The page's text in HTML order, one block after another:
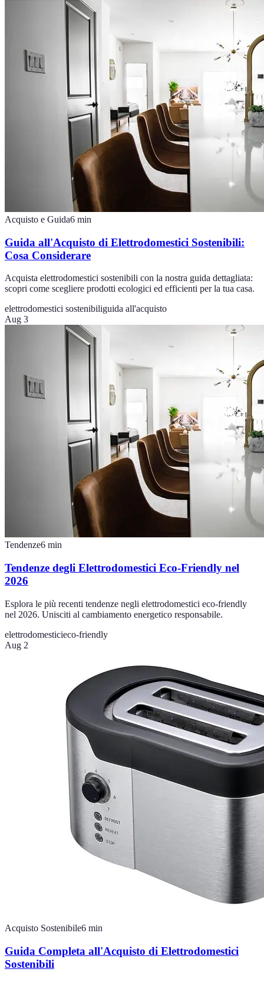
Acquisto e Guida6 min
Guida all'Acquisto di Elettrodomestici Sostenibili:
Cosa Considerare
Acquista elettrodomestici sostenibili con la nostra guida dettagliata:
scopri come scegliere prodotti ecologici ed efficienti per la tua casa.
elettrodomestici sostenibiliguida all'acquisto
Aug 3
Tendenze6 min
Tendenze degli Elettrodomestici Eco-Friendly nel
2026
Esplora le più recenti tendenze negli elettrodomestici eco-friendly
nel 2026. Unisciti al cambiamento energetico responsabile.
elettrodomesticieco-friendly
Aug 2
Acquisto Sostenibile6 min
Guida Completa all'Acquisto di Elettrodomestici
Sostenibili